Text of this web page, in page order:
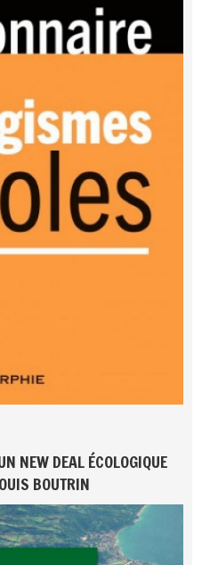
NEW DEAL ÉCOLOGIQUE
BOUTRIN